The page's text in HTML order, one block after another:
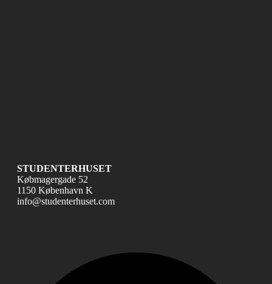
STUDENTERHUSET
Købmagergade 52
1150 København K
info@studenterhuset.com